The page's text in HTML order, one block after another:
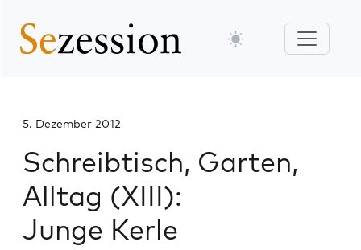
5. Dezember 2012
Schreibtisch, Garten,
Alltag (XIII):
Junge Kerle